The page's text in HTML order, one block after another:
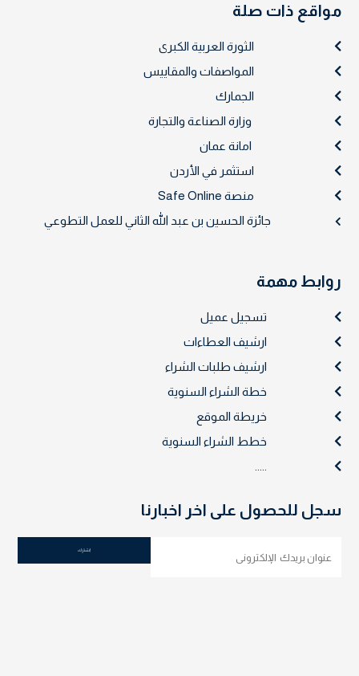
مواقع ذات صلة
الثورة العربية الكبرى
المواصفات والمقاييس
الجمارك
وزارة الصناعة والتجارة
امانة عمان
استثمر في الأردن
منصة Safe Online
جائزة الحسين بن عبد الله الثاني للعمل التطوعي
روابط مهمة
تسجيل عميل
ارشيف العطاءات
ارشيف طلبات الشراء
خطة الشراء السنوية
خريطة الموقع
خطط الشراء السنوية
سجل للحصول على اخر اخبارنا